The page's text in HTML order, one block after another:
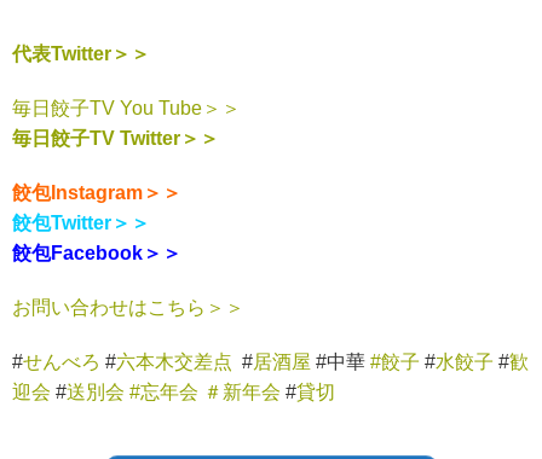
代表Twitter＞＞
毎日餃子TV You Tube＞＞
毎日餃子TV Twitter＞＞
餃包Instagram＞＞
餃包Twitter＞＞
餃包Facebook＞＞
お問い合わせはこちら＞＞
#せんべろ #六本木交差点 #居酒屋 #中華 #餃子 #水餃子 #歓
迎会 #送別会 #忘年会 ＃新年会 #貸切